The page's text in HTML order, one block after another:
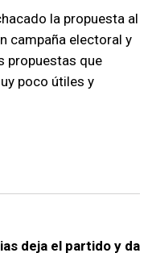
la propuesta al
campaña electoral y
propuestas que
poco útiles y
deja el partido y da